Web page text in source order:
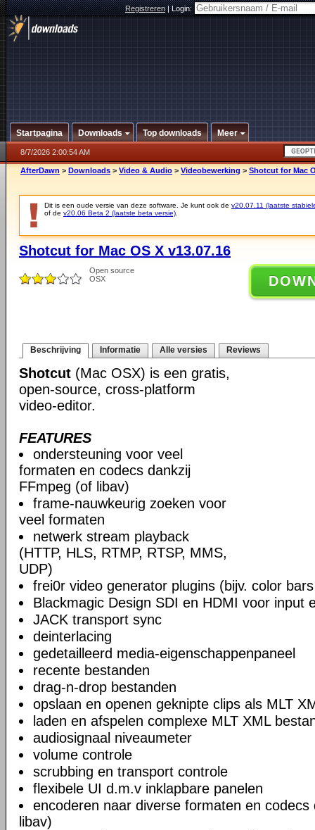
Registreren|Login:
Startpagina Downloads Top downloads Meer
8/7/2026 2:00:54 AM
AfterDawn > Downloads > Video & Audio > Videobewerking > Shotcut for Mac
Dit is een oude versie van deze software. Je kunt ook de v20.07.11 (laatste
of de v20.06 Beta 2 (laatste beta versie)
Shotcut for Mac OS X v13.07.16
Open source
OSX
Beschrijving Informatie Alle versies Reviews
Shotcut (Mac OSX) is een gratis,
open-source, cross-platform
video-editor.
FEATURES
ondersteuning voor veel
formaten en codecs dankzij
FFmpeg (of libav)
frame-nauwkeurig zoeken voor
veel formaten
netwerk stream playback
(HTTP, HLS, RTMP, RTSP, MMS,
UDP)
frei0r video generator plugins (bijv. color
Blackmagic Design SDI en HDMI voor input
JACK transport sync
deinterlacing
gedetailleerd media-eigenschappenpaneel
recente bestanden
drag-n-drop bestanden
opslaan en openen geknipte clips als MLT
laden en afspelen complexe MLT XML
audiosignaal niveaumeter
volume controle
scrubbing en transport controle
flexibele UI d.m.v inklapbare panelen
encoderen naar diverse formaten en codecs
libav)